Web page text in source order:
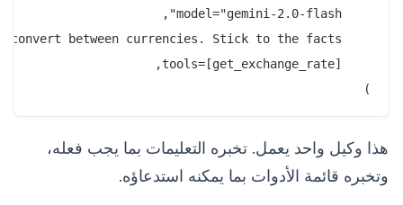
)
هذا وكيل واحد يعمل. تخبره التعليمات بما يجب فعله،
وتخبره قائمة الأدوات بما يمكنه استدعاؤه.